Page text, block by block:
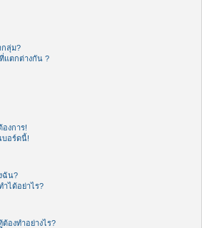
กลุ่ม?
แตกต่างกัน ?
งการ!
บอร์ดนี้!
ฉัน?
ำได้อย่าไร?
องทำอย่างไร?